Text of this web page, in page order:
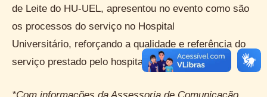
de Leite do HU-UEL, apresentou no evento como são
os processos do serviço no Hospital
Universitário, reforçando a qualidade e referência do
serviço prestado pelo hospital.
*Com informações da Assessoria de Comunicação